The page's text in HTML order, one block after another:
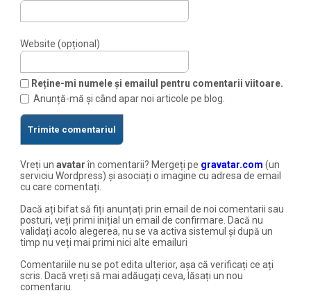
Website (opțional)
Reține-mi numele și emailul pentru comentarii viitoare.
Anunță-mă și când apar noi articole pe blog.
Vreți unavatarîn comentarii? Mergeți pe gravatar.com (un
serviciu Wordpress) și asociați o imagine cu adresa de email
cu care comentați.
Dacă ați bifat să fiți anunțați prin email de noi comentarii sau
posturi, veți primi inițial un email de confirmare. Dacă nu
validați acolo alegerea, nu se va activa sistemul și după un
timp nu veți mai primi nici alte emailuri
Comentariile nu se pot edita ulterior, așa că verificați ce ați
scris. Dacă vreți să mai adăugați ceva, lăsați un nou
comentariu.